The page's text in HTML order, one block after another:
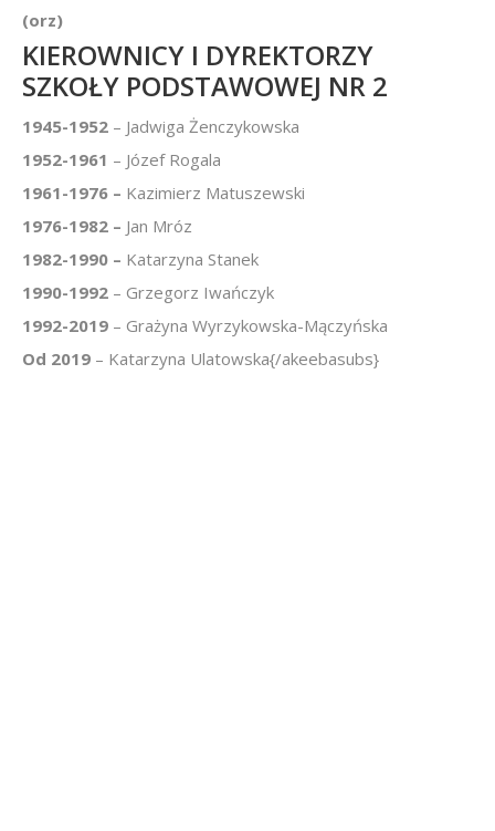
(orz)
KIEROWNICY I DYREKTORZY
SZKOŁY PODSTAWOWEJ NR 2
1945-1952 – Jadwiga Żenczykowska
1952-1961 – Józef Rogala
1961-1976 – Kazimierz Matuszewski
1976-1982 – Jan Mróz
1982-1990 – Katarzyna Stanek
1990-1992 – Grzegorz Iwańczyk
1992-2019 – Grażyna Wyrzykowska-Mączyńska
Od 2019 – Katarzyna Ulatowska{/akeebasubs}